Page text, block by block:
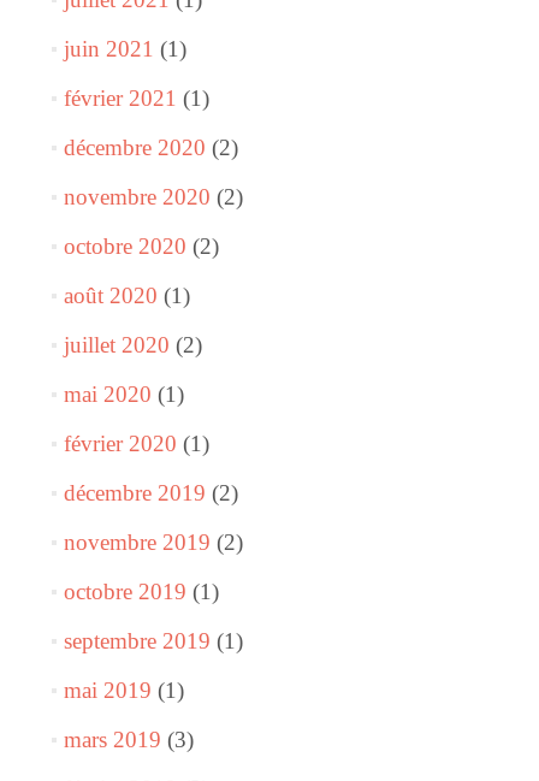
juin 2021 (1)
février 2021 (1)
décembre 2020 (2)
novembre 2020 (2)
octobre 2020 (2)
août 2020 (1)
juillet 2020 (2)
mai 2020 (1)
février 2020 (1)
décembre 2019 (2)
novembre 2019 (2)
octobre 2019 (1)
septembre 2019 (1)
mai 2019 (1)
mars 2019 (3)